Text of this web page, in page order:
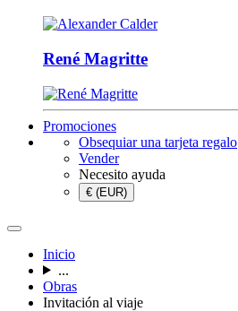
René Magritte
Promociones
Obsequiar una tarjeta regalo
Vender
Necesito ayuda
€ (EUR)
Inicio
...
Obras
Invitación al viaje